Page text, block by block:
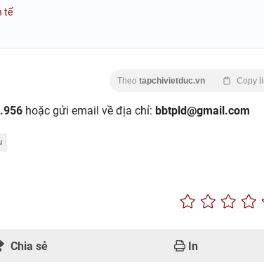
tế
Theo tapchivietduc.vn Copy
hoặc gửi email về địa chỉ: bbtpld@gmail.com
Chia sẻ In